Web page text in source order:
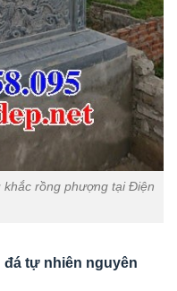
rồng phượng tại Điện
đá tự nhiên nguyên